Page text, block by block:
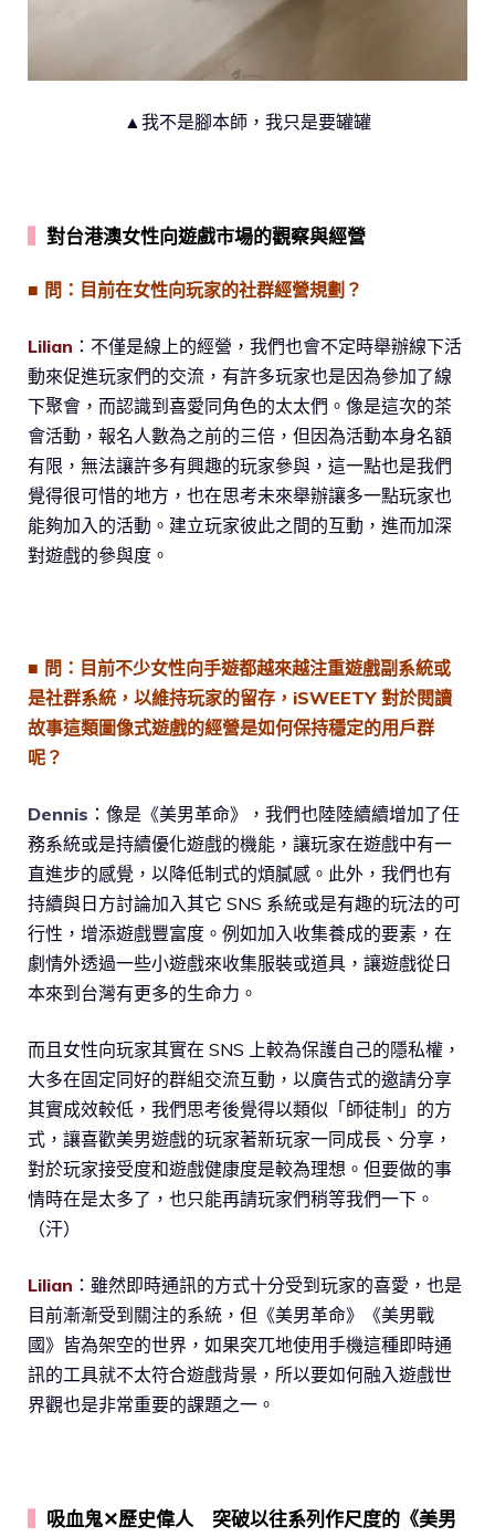
▲我不是腳本師，我只是要罐罐
對台港澳女性向遊戲市場的觀察與經營
■ 問：目前在女性向玩家的社群經營規劃？
Lilian ：不僅是線上的經營，我們也會不定時舉辦線下活
動來促進玩家們的交流，有許多玩家也是因為參加了線
下聚會，而認識到喜愛同角色的太太們。像是這次的茶
會活動，報名人數為之前的三倍，但因為活動本身名額
有限，無法讓許多有興趣的玩家參與，這一點也是我們
覺得很可惜的地方，也在思考未來舉辦讓多一點玩家也
能夠加入的活動。建立玩家彼此之間的互動，進而加深
對遊戲的參與度。
■ 問：目前不少女性向手遊都越來越注重遊戲副系統或
是社群系統，以維持玩家的留存，iSWEETY 對於閱讀
故事這類圖像式遊戲的經營是如何保持穩定的用戶群
呢？
Dennis ：像是《美男革命》，我們也陸陸續續增加了任
務系統或是持續優化遊戲的機能，讓玩家在遊戲中有一
直進步的感覺，以降低制式的煩膩感。此外，我們也有
持續與日方討論加入其它 SNS 系統或是有趣的玩法的可
行性，增添遊戲豐富度。例如加入收集養成的要素，在
劇情外透過一些小遊戲來收集服裝或道具，讓遊戲從日
本來到台灣有更多的生命力。
而且女性向玩家其實在 SNS 上較為保護自己的隱私權，
大多在固定同好的群組交流互動，以廣告式的邀請分享
其實成效較低，我們思考後覺得以類似「師徒制」的方
式，讓喜歡美男遊戲的玩家著新玩家一同成長、分享，
對於玩家接受度和遊戲健康度是較為理想。但要做的事
情時在是太多了，也只能再請玩家們稍等我們一下。
（汗）
Lilian ：雖然即時通訊的方式十分受到玩家的喜愛，也是
目前漸漸受到關注的系統，但《美男革命》《美男戰
國》皆為架空的世界，如果突兀地使用手機這種即時通
訊的工具就不太符合遊戲背景，所以要如何融入遊戲世
界觀也是非常重要的課題之一。
吸血鬼✕歷史偉人 突破以往系列作尺度的《美男